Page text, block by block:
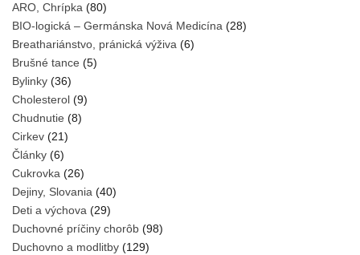
ARO, Chrípka (80)
BIO-logická – Germánska Nová Medicína (28)
Breathariánstvo, pránická výživa (6)
Brušné tance (5)
Bylinky (36)
Cholesterol (9)
Chudnutie (8)
Cirkev (21)
Články (6)
Cukrovka (26)
Dejiny, Slovania (40)
Deti a výchova (29)
Duchovné príčiny chorôb (98)
Duchovno a modlitby (129)